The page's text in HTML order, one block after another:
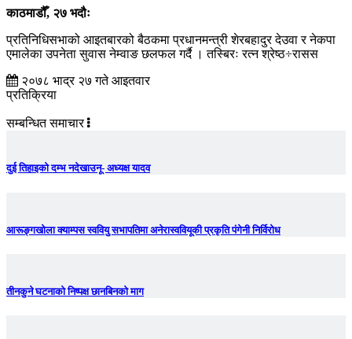
काठमाडौँ, २७ भदौः
प्रतिनिधिसभाको आइतबारको बैठकमा प्रधानमन्त्री शेरबहादुर देउवा र नेकपा
एमालेका उपनेता सुवास नेम्वाङ छलफल गर्दै । तस्बिरः रत्न श्रेष्ठ÷रासस
२०७८ भाद्र २७ गते आइतवार
प्रतिक्रिया
सम्बन्धित समाचार
दुई तिहाइको दम्भ नदेखाउनू- अध्यक्ष यादव
आरूङ्गखोला क्याम्पस स्ववियु सभापतिमा अनेरास्ववियूकी प्रकृति पंगेनी निर्विरोध
तीनकुने घटनाकाे निष्पक्ष छानबिनकाे माग